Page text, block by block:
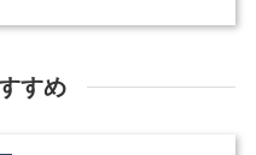
すめ